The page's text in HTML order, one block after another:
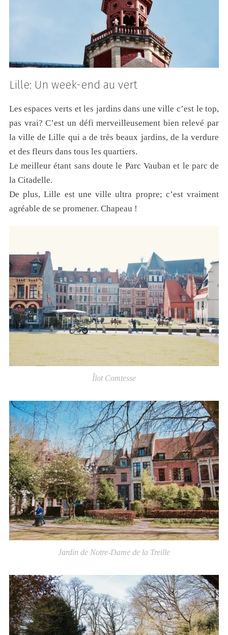
Lille: Un week-end au vert
Les espaces verts et les jardins dans une ville c’est le top,
pas vrai? C’est un défi merveilleusement bien relevé par
la ville de Lille qui a de très beaux jardins, de la verdure
et des fleurs dans tous les quartiers.
Le meilleur étant sans doute le Parc Vauban et le parc de
la Citadelle.
De plus, Lille est une ville ultra propre; c’est vraiment
agréable de se promener. Chapeau !
Îlot Comtesse
Jardin de Notre-Dame de la Treille